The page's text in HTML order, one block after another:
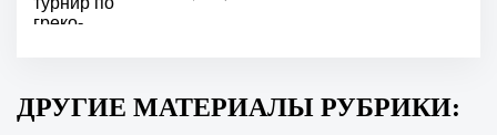
ДРУГИЕ МАТЕРИАЛЫ РУБРИКИ: